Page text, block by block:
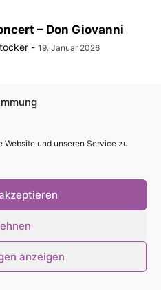
Website und unseren Service zu
anzeigen
– Don Giovanni
- 19. Januar 2026
Show im Theater Erfurt
tam.tam 2026